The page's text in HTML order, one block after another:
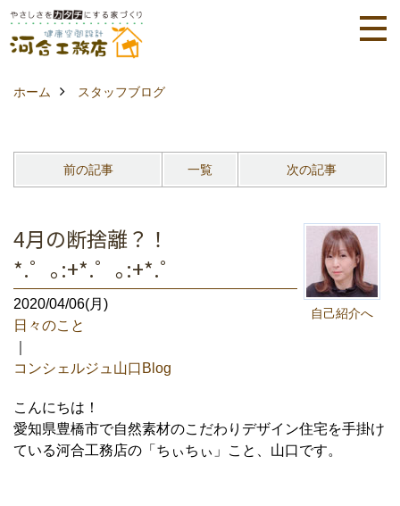
ホーム スタッフブログ
前の記事 一覧 次の記事
自己紹介へ
4月の断捨離？！
*.゜｡:+*.゜｡:+*.゜
2020/04/06(月)
日々のこと
コンシェルジュ山口Blog
こんにちは！
愛知県豊橋市で自然素材のこだわりデザイン住宅を手掛け
ている河合工務店の「ちぃちぃ」こと、山口です。